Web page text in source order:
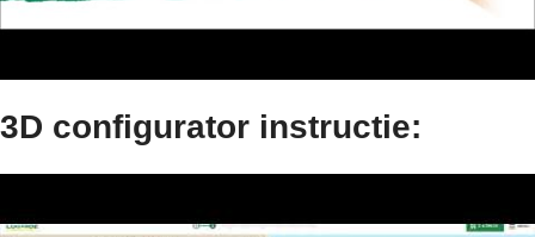
3D configurator instructie: